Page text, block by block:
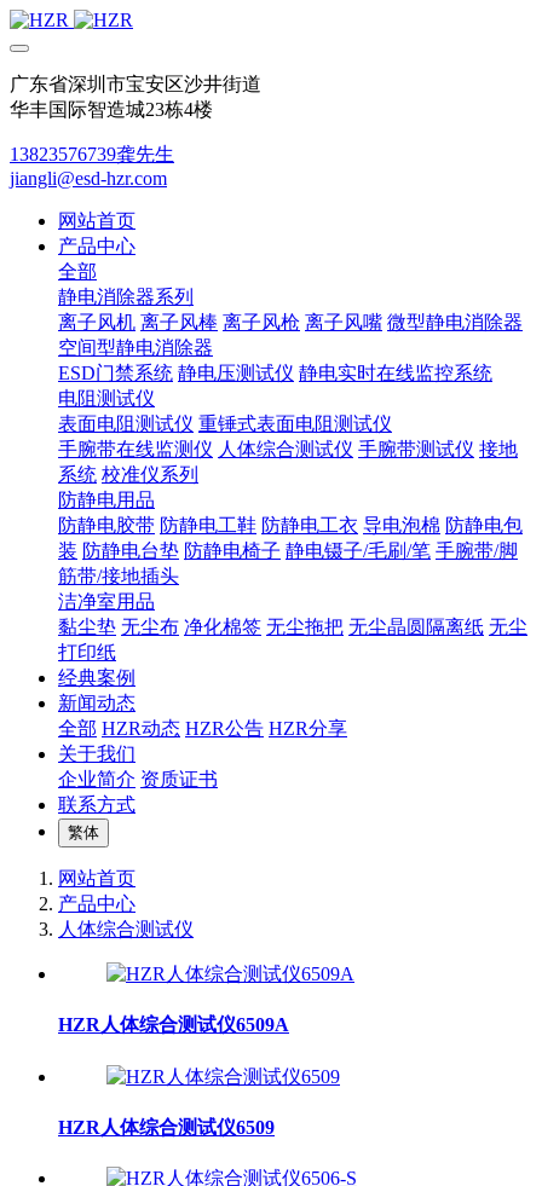
广东省深圳市宝安区沙井街道
华丰国际智造城23栋4楼
13823576739龚先生
jiangli@esd-hzr.com
网站首页
产品中心
全部
静电消除器系列
离子风机 离子风棒 离子风枪 离子风嘴 微型静电消除器
空间型静电消除器
ESD门禁系统 静电压测试仪 静电实时在线监控系统
电阻测试仪
表面电阻测试仪 重锤式表面电阻测试仪
手腕带在线监测仪 人体综合测试仪 手腕带测试仪 接地
系统 校准仪系列
防静电用品
防静电胶带 防静电工鞋 防静电工衣 导电泡棉 防静电包
装 防静电台垫 防静电椅子 静电镊子/毛刷/笔 手腕带/脚
筋带/接地插头
洁净室用品
黏尘垫 无尘布 净化棉签 无尘拖把 无尘晶圆隔离纸 无尘
打印纸
经典案例
新闻动态
全部 HZR动态 HZR公告 HZR分享
关于我们
企业简介 资质证书
联系方式
繁体
网站首页
产品中心
人体综合测试仪
HZR人体综合测试仪6509A
HZR人体综合测试仪6509